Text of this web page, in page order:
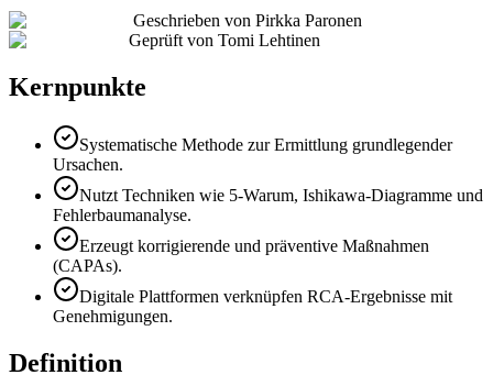
Geschrieben von Pirkka Paronen
Geprüft von Tomi Lehtinen
Kernpunkte
Systematische Methode zur Ermittlung grundlegender
Ursachen.
Nutzt Techniken wie 5-Warum, Ishikawa-Diagramme und
Fehlerbaumanalyse.
Erzeugt korrigierende und präventive Maßnahmen
(CAPAs).
Digitale Plattformen verknüpfen RCA-Ergebnisse mit
Genehmigungen.
Definition